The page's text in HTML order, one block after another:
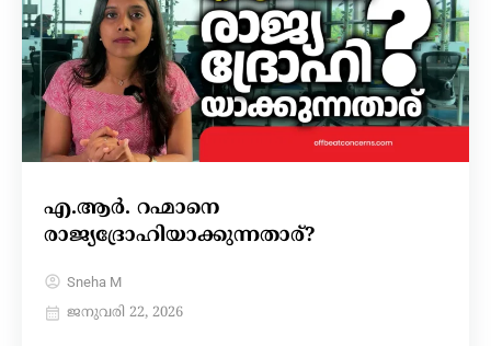
എ.ആർ. റഹ്മാനെ
രാജ്യദ്രോഹിയാക്കുന്നതാര്?
Sneha M
ജനുവരി 22, 2026